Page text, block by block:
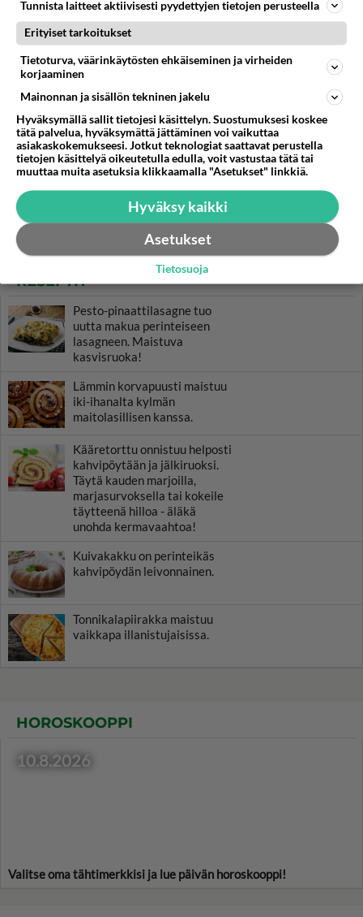
RESEPTIT
Pesto-pinaattilasagne tuo
uutta makua perinteiseen
lasagneen. Maistuva
kasvisruoka!
Lämmin korvapuusti maistuu
iki-ihanalta kylmän
maitolasillisen kanssa.
Kääretorttu onnistuu helposti
kahvipöytään ja jälkiruoksi.
Täytä kauden marjoilla,
marjasurvoksella tai kokeile
täytteenä hilloa - äläkä
unohda kermavaahtoa!
Kuivakakku on perinteikäs
kahvipöydän leivonnainen.
Tonnikalapiirakka maistuu
vaikkapa illanistujaisissa.
HOROSKOOPPI
10.8.2026
Valitse oma tähtimerkkisi ja lue päivän horoskooppi!
Tunnista laitteet aktiivisesti pyydettyjen tietojen perusteella
Erityiset tarkoitukset
Tietoturva, väärinkäytösten ehkäiseminen ja virheiden
korjaaminen
Mainonnan ja sisällön tekninen jakelu
Hyväksymällä sallit tietojesi käsittelyn. Suostumuksesi koskee
tätä palvelua, hyväksymättä jättäminen voi vaikuttaa
asiakaskokemukseesi. Jotkut teknologiat saattavat perustella
tietojen käsittelyä oikeutetulla edulla, voit vastustaa tätä tai
muuttaa muita asetuksia klikkaamalla "Asetukset" linkkiä.
Hyväksy kaikki
Asetukset
Tietosuoja